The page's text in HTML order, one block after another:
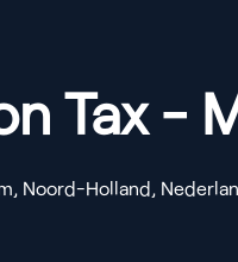
Tax -
, Noord-Holland,